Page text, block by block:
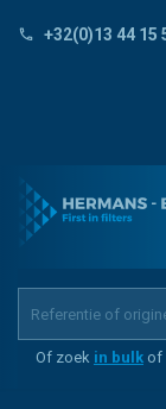
+32(0)13 44 15
Of zoek in bulk of